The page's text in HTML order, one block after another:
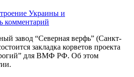
Украины и
комментарий
завод “Северная верфь” (Санкт-
закладка корветов проекта
для ВМФ РФ. Об этом